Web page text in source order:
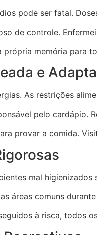
pode ser fatal.
de controle.
memória para
e
As restrições
pelo cardápio.
provar a comida.
mal
áreas comuns
à risca, todos